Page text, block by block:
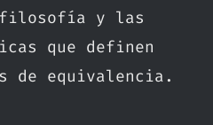
filosofía y las
que definen
de equivalencia.